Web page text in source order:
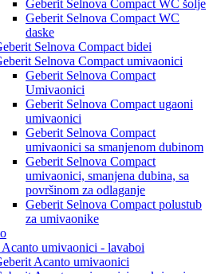
Geberit Selnova Compact WC šolje
Geberit Selnova Compact WC
daske
Selnova Compact bidei
Selnova Compact umivaonici
Geberit Selnova Compact
Umivaonici
Geberit Selnova Compact ugaoni
umivaonici
Geberit Selnova Compact
umivaonici sa smanjenom dubinom
Geberit Selnova Compact
umivaonici, smanjena dubina, sa
površinom za odlaganje
Geberit Selnova Compact polustub
za umivaonike
umivaonici - lavaboi
Acanto umivaonici